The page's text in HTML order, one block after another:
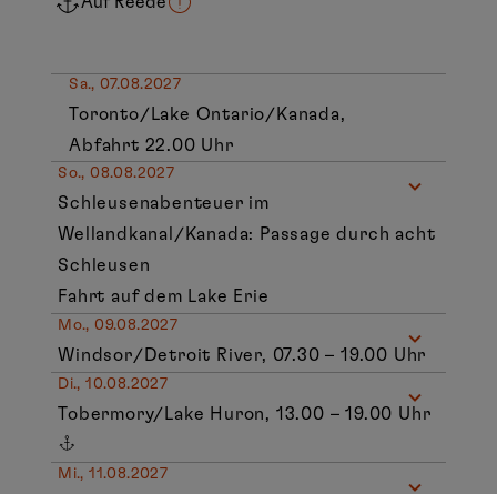
Sa., 07.08.2027
Toronto/Lake Ontario/Kanada,
Abfahrt 22.00 Uhr
So., 08.08.2027
Schleusenabenteuer im
Wellandkanal/Kanada: Passage durch acht
Schleusen
Fahrt auf dem Lake Erie
Mo., 09.08.2027
Windsor/Detroit River, 07.30 – 19.00 Uhr
Di., 10.08.2027
Tobermory/Lake Huron, 13.00 – 19.00 Uhr
Mi., 11.08.2027